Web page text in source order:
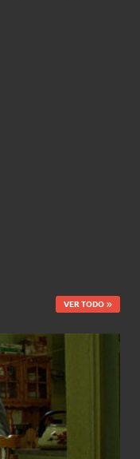
VER TODO